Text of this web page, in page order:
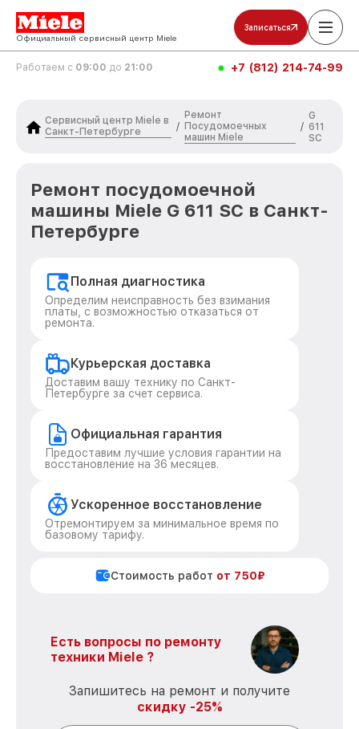
Официальный сервисный центр Miele
Записаться
Работаем с 09:00 до 21:00 +7 (812) 214-74-99
Сервисный центр Miele в
Санкт-Петербурге
/
Ремонт
Посудомоечных
машин Miele
/
G
611
SC
Ремонт посудомоечной
машины Miele G 611 SC в Санкт-
Петербурге
Полная диагностика
Определим неисправность без взимания
платы, с возможностью отказаться от
ремонта.
Курьерская доставка
Доставим вашу технику по Санкт-
Петербурге за счет сервиса.
Официальная гарантия
Предоставим лучшие условия гарантии на
восстановление на 36 месяцев.
Ускоренное восстановление
Отремонтируем за минимальное время по
базовому тарифу.
Стоимость работ от 750₽
Есть вопросы по ремонту
техники Miele ?
Запишитесь на ремонт и получите
скидку -25%